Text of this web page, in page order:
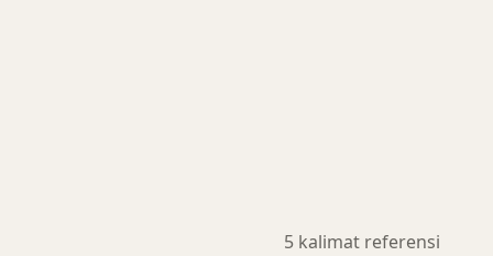
5 kalimat referensi